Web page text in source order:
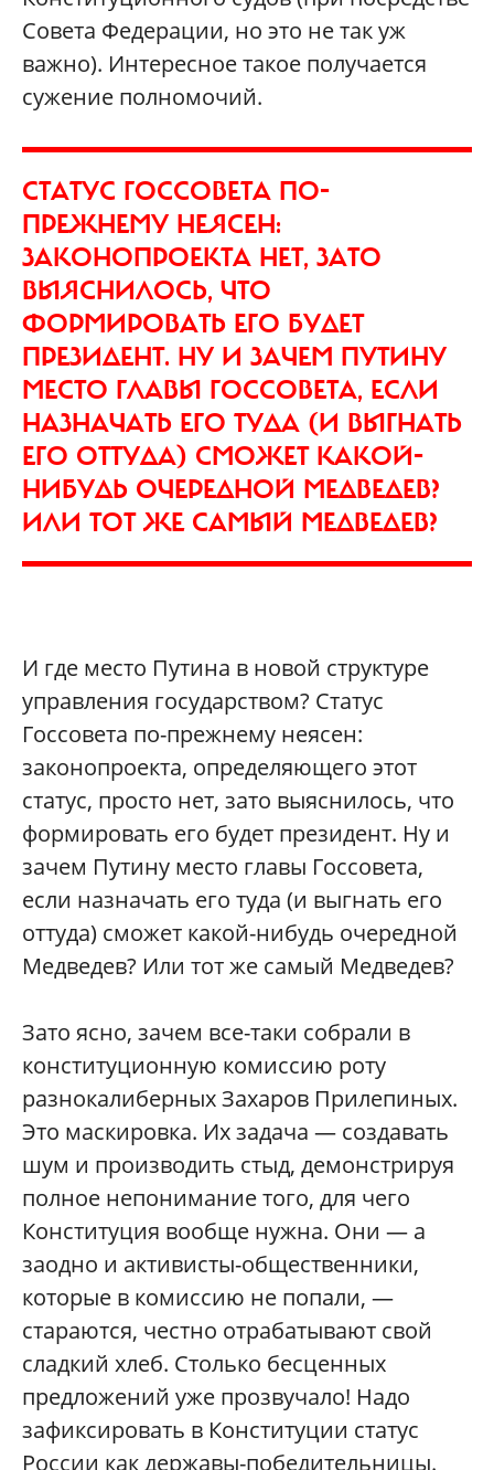
Совета Федерации, но это не так уж
важно). Интересное такое получается
сужение полномочий.
СТАТУС ГОССОВЕТА ПО-
ПРЕЖНЕМУ НЕЯСЕН:
ЗАКОНОПРОЕКТА НЕТ, ЗАТО
ВЫЯСНИЛОСЬ, ЧТО
ФОРМИРОВАТЬ ЕГО БУДЕТ
ПРЕЗИДЕНТ. НУ И ЗАЧЕМ ПУТИНУ
МЕСТО ГЛАВЫ ГОССОВЕТА, ЕСЛИ
НАЗНАЧАТЬ ЕГО ТУДА (И ВЫГНАТЬ
ЕГО ОТТУДА) СМОЖЕТ КАКОЙ-
НИБУДЬ ОЧЕРЕДНОЙ МЕДВЕДЕВ?
ИЛИ ТОТ ЖЕ САМЫЙ МЕДВЕДЕВ?
И где место Путина в новой структуре
управления государством? Статус
Госсовета по-прежнему неясен:
законопроекта, определяющего этот
статус, просто нет, зато выяснилось, что
формировать его будет президент. Ну и
зачем Путину место главы Госсовета,
если назначать его туда (и выгнать его
оттуда) сможет какой-нибудь очередной
Медведев? Или тот же самый Медведев?
Зато ясно, зачем все-таки собрали в
конституционную комиссию роту
разнокалиберных Захаров Прилепиных.
Это маскировка. Их задача — создавать
шум и производить стыд, демонстрируя
полное непонимание того, для чего
Конституция вообще нужна. Они — а
заодно и активисты-общественники,
которые в комиссию не попали, —
стараются, честно отрабатывают свой
сладкий хлеб. Столько бесценных
предложений уже прозвучало! Надо
зафиксировать в Конституции статус
России как державы-победительницы.